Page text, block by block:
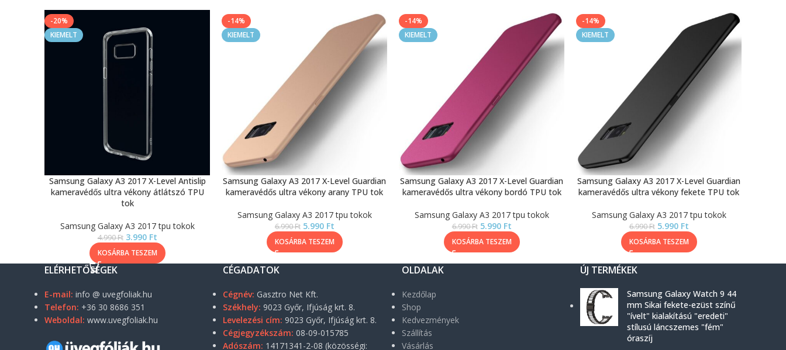
-20%
KIEMELT
Samsung Galaxy A3 2017 X-Level Antislip
kameravédős ultra vékony átlátszó TPU
tok
Samsung Galaxy A3 2017 tpu tokok
4.990Ft 3.990 Ft
KOSÁRBA TESZEM
-14%
KIEMELT
Samsung Galaxy A3 2017 X-Level Guardian
kameravédős ultra vékony arany TPU tok
Samsung Galaxy A3 2017 tpu tokok
6.990Ft 5.990 Ft
KOSÁRBA TESZEM
-14%
KIEMELT
Samsung Galaxy A3 2017 X-Level Guardian
kameravédős ultra vékony bordó TPU tok
Samsung Galaxy A3 2017 tpu tokok
6.990Ft 5.990 Ft
KOSÁRBA TESZEM
-14%
KIEMELT
Samsung Galaxy A3 2017 X-Level Guardian
kameravédős ultra vékony fekete TPU tok
Samsung Galaxy A3 2017 tpu tokok
6.990Ft 5.990 Ft
KOSÁRBA TESZEM
ELÉRHETŐSÉGEK
E-mail: info @ uvegfoliak.hu
Telefon: +36 30 8686 351
Weboldal: www.uvegfoliak.hu
CÉGADATOK
Cégnév: Gasztro Net Kft.
Székhely: 9023 Győr, Ifjúság krt. 8.
Levelezési cím: 9023 Győr, Ifjúság krt. 8.
Cégjegyzékszám: 08-09-015785
Adószám: 14171341-2-08 (közösségi:
OLDALAK
Kezdőlap
Shop
Kedvezmények
Szállítás
Vásárlás
ÚJ TERMÉKEK
Samsung Galaxy Watch 9 44
mm Sikai fekete-ezüst színű
"ívelt" kialakítású "eredeti"
stílusú láncszemes "fém"
óraszíj